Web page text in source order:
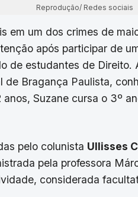
Reprodução/ Redes sociais
em um dos crimes de
após participar de
de estudantes de
de Bragança Paulista,
Suzane cursa o 3º
pelo colunista Ullisses
pela professora
considerada